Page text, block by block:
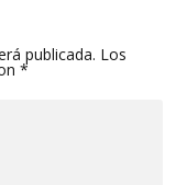
publicada. Los
*